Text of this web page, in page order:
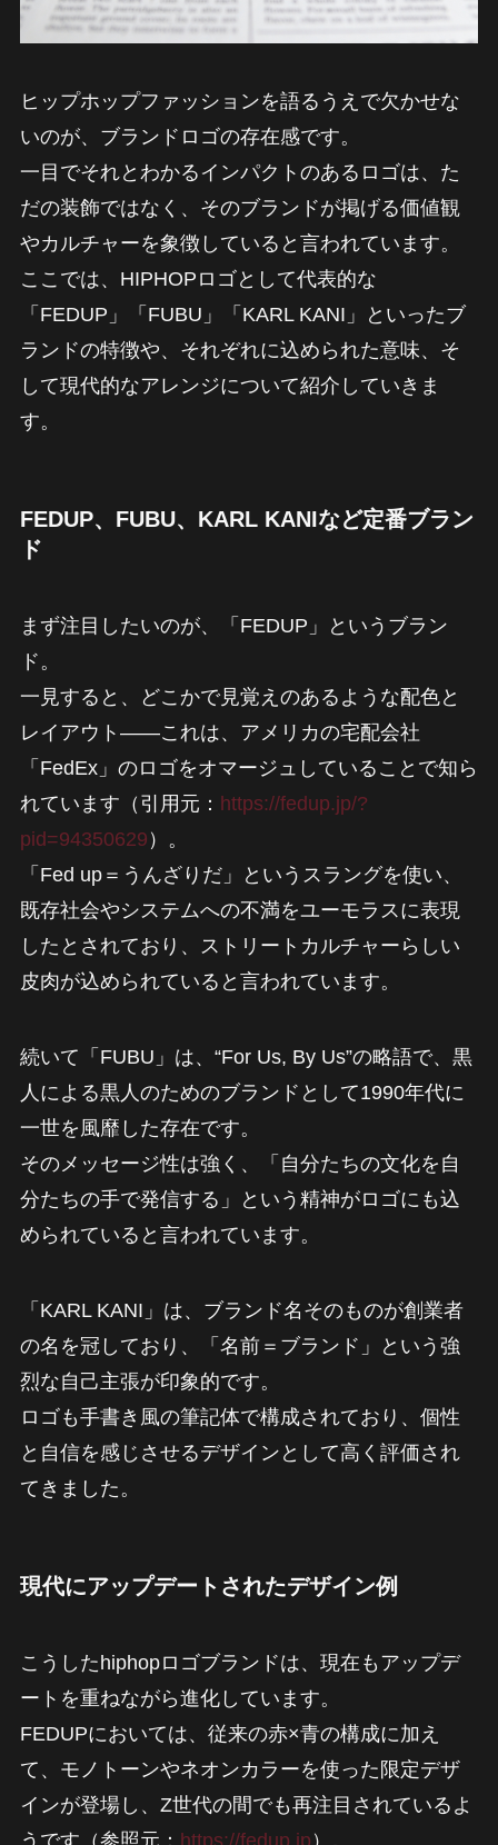
ヒップホップファッションを語るうえで欠かせな
いのが、ブランドロゴの存在感です。
一目でそれとわかるインパクトのあるロゴは、た
だの装飾ではなく、そのブランドが掲げる価値観
やカルチャーを象徴していると言われています。
ここでは、HIPHOPロゴとして代表的な
「FEDUP」「FUBU」「KARL KANI」といったブ
ランドの特徴や、それぞれに込められた意味、そ
して現代的なアレンジについて紹介していきま
す。
FEDUP、FUBU、KARL KANIなど定番ブラン
ド
まず注目したいのが、「FEDUP」というブラン
ド。
一見すると、どこかで見覚えのあるような配色と
レイアウト――これは、アメリカの宅配会社
「FedEx」のロゴをオマージュしていることで知ら
れています（引用元： https://fedup.jp/?
pid=94350629 ）。
「Fed up＝うんざりだ」というスラングを使い、
既存社会やシステムへの不満をユーモラスに表現
したとされており、ストリートカルチャーらしい
皮肉が込められていると言われています。
続いて「FUBU」は、“For Us, By Us”の略語で、黒
人による黒人のためのブランドとして1990年代に
一世を風靡した存在です。
そのメッセージ性は強く、「自分たちの文化を自
分たちの手で発信する」という精神がロゴにも込
められていると言われています。
「KARL KANI」は、ブランド名そのものが創業者
の名を冠しており、「名前＝ブランド」という強
烈な自己主張が印象的です。
ロゴも手書き風の筆記体で構成されており、個性
と自信を感じさせるデザインとして高く評価され
てきました。
現代にアップデートされたデザイン例
こうしたhiphopロゴブランドは、現在もアップデ
ートを重ねながら進化しています。
FEDUPにおいては、従来の赤×青の構成に加え
て、モノトーンやネオンカラーを使った限定デザ
インが登場し、Z世代の間でも再注目されているよ